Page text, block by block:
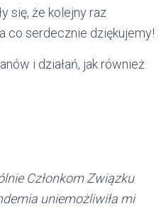
się, że kolejny raz
co serdecznie dziękujemy!
i działań, jak również
Członkom Związku
uniemożliwiła mi